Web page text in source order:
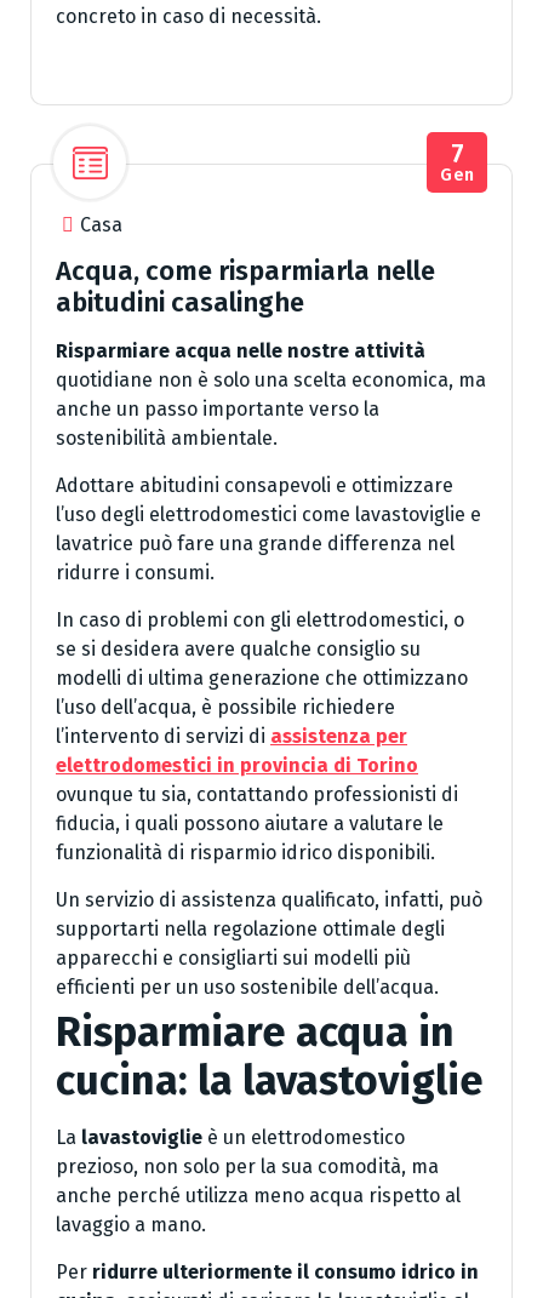
concreto in caso di necessità.
Casa
7
Gen
Acqua, come risparmiarla nelle
abitudini casalinghe
Risparmiare acqua nelle nostre attività
quotidiane non è solo una scelta economica, ma
anche un passo importante verso la
sostenibilità ambientale.
Adottare abitudini consapevoli e ottimizzare
l’uso degli elettrodomestici come lavastoviglie e
lavatrice può fare una grande differenza nel
ridurre i consumi.
In caso di problemi con gli elettrodomestici, o
se si desidera avere qualche consiglio su
modelli di ultima generazione che ottimizzano
l’uso dell’acqua, è possibile richiedere
l’intervento di servizi di assistenza per
elettrodomestici in provincia di Torino
ovunque tu sia, contattando professionisti di
fiducia, i quali possono aiutare a valutare le
funzionalità di risparmio idrico disponibili.
Un servizio di assistenza qualificato, infatti, può
supportarti nella regolazione ottimale degli
apparecchi e consigliarti sui modelli più
efficienti per un uso sostenibile dell’acqua.
Risparmiare acqua in
cucina: la lavastoviglie
La lavastoviglie è un elettrodomestico
prezioso, non solo per la sua comodità, ma
anche perché utilizza meno acqua rispetto al
lavaggio a mano.
Per ridurre ulteriormente il consumo idrico in